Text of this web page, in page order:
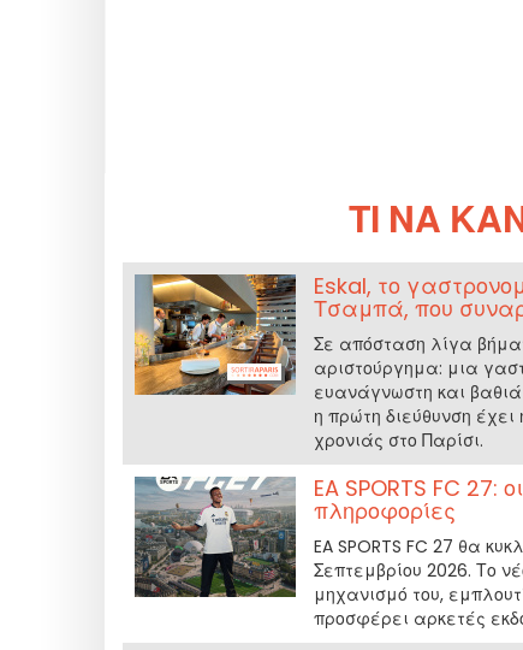
ΤΙ ΝΑ
Eskal, το
Τσαμπά, που
Σε απόσταση λίγα
αριστούργημα: μια
ευανάγνωστη και
η πρώτη διεύθυνση
χρονιάς στο Παρίσι.
EA SPORTS FC 27:
πληροφορίες
EA SPORTS FC 27 θα
Σεπτεμβρίου 2026. Το
μηχανισμό του,
προσφέρει αρκετές